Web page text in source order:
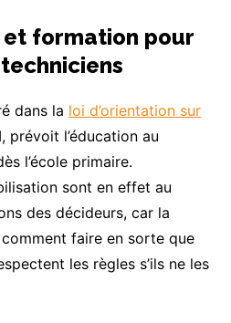
formation pour
dans la loi d’orientation sur
prévoit l’éducation au
l’école primaire.
sont en effet au
des décideurs, car la
faire en sorte que
les règles s’ils ne les